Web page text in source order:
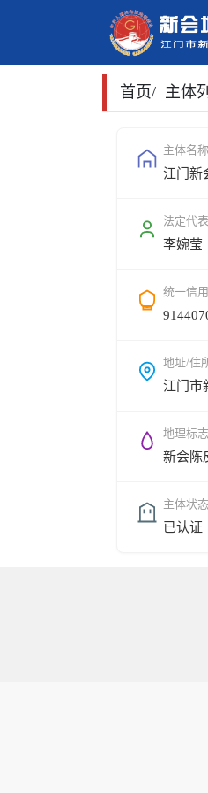
首页/ 主体
主体名称
江门新
法定代
李婉莹
统一信
地址/住
江门市
地理标
新会陈
主体状态
已认证